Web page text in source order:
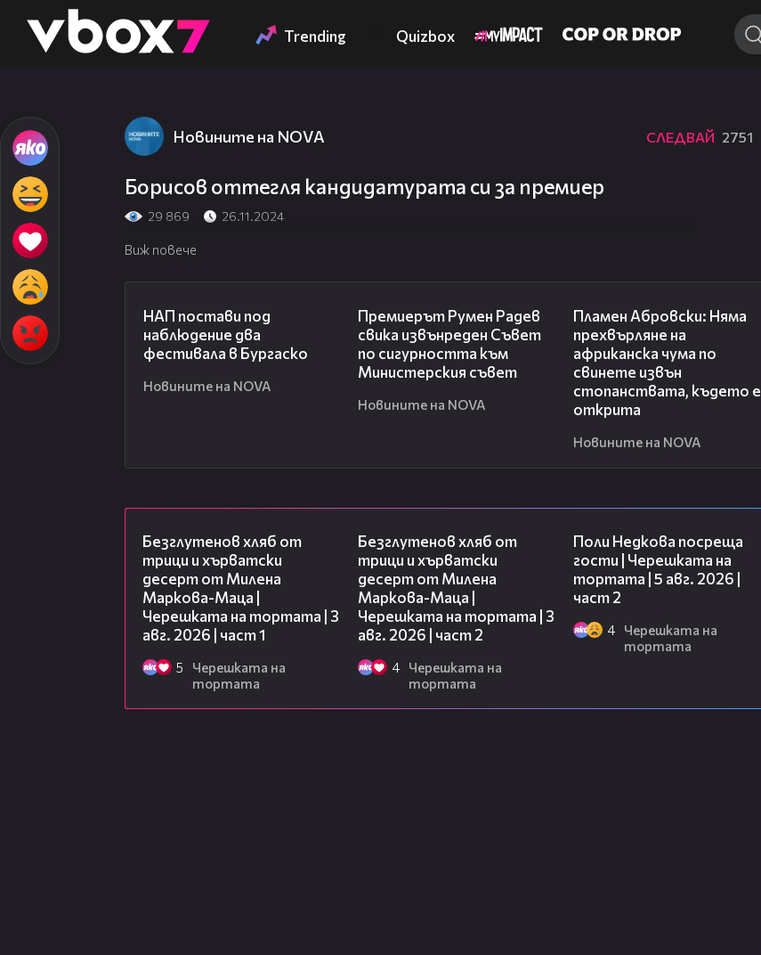
👾 Trending Quizbox
Новините на NOVA СЛЕДВАЙ 2751
Борисов оттегля кандидатурата си за премиер
29 869 26.11.2024
Виж повече
НАП постави под
наблюдение два
фестивала в Бургаско
Новините на NOVA
Премиерът Румен Радев
свика извънреден Съвет
по сигурността към
Министерския съвет
Новините на NOVA
Пламен Абровски: Няма
прехвърляне на
африканска чума по
свинете извън
стопанствата, където е
открита
Новините на NOVA
Безглутенов хляб от
трици и хърватски
десерт от Милена
Маркова-Маца |
Черешката на тортата | 3
авг. 2026 | част 1
5
Черешката на
тортата
Безглутенов хляб от
трици и хърватски
десерт от Милена
Маркова-Маца |
Черешката на тортата | 3
авг. 2026 | част 2
4
Черешката на
тортата
Поли Недкова посреща
гости | Черешката на
тортата | 5 авг. 2026 |
част 2
4
Черешката на
тортата